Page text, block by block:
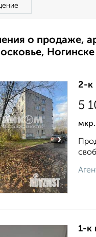
о продаже,
Ногинске
›
2-к
5
1-к